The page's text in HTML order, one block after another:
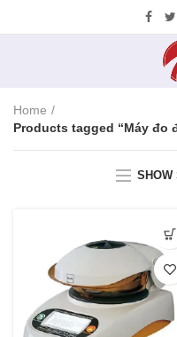
Home
Products tagged “Máy đo
SHOW